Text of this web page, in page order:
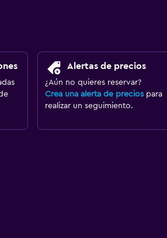
Alertas de precios
¿Aún no quieres reservar?
Crea una alerta de preciospara
realizar un seguimiento.